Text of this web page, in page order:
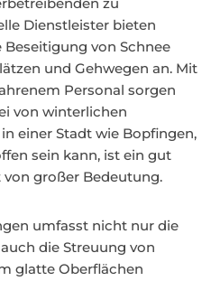
Dienstleister bieten
von Schnee
und Gehwegen an. Mit
Personal sorgen
von winterlichen
einer Stadt wie Bopfingen,
sein kann, ist ein gut
großer Bedeutung.
umfasst nicht nur die
die Streuung von
glatte Oberflächen